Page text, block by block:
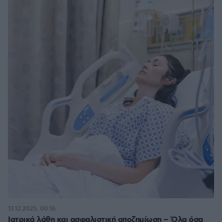
Ιατρικά λάθη και ασφαλιστική αποζημίωση – Όλα όσα
13.12.2025, 00:16